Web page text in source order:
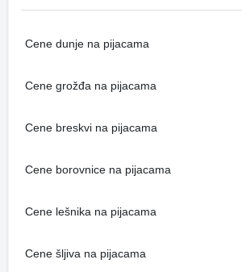
Cene dunje na pijacama
Cene grožđa na pijacama
Cene breskvi na pijacama
Cene borovnice na pijacama
Cene lešnika na pijacama
Cene šljiva na pijacama